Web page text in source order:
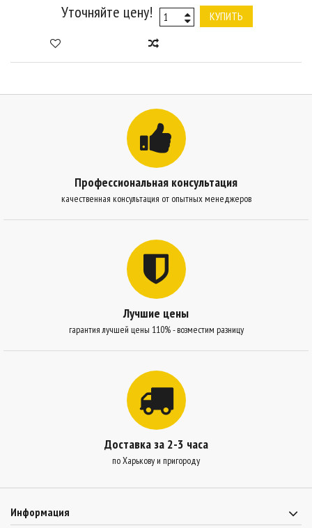
Уточняйте цену! КУПИТЬ
Профессиональная консультация
качественная консультация от опытных менеджеров
Лучшие цены
гарантия лучшей цены 110% - возместим разницу
Доставка за 2-3 часа
по Харькову и пригороду
Информация